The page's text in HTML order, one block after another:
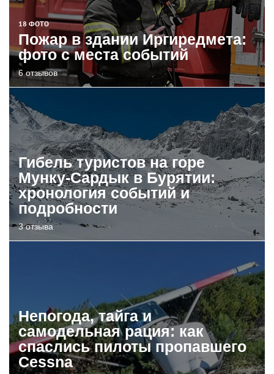
18 ФОТО
Пожар в здании Иргиредмета:
фото с места событий
6 отзывов
Гибель туристов на горе
Мунку-Сардык в Бурятии:
хронология событий и
подробности
3 отзыва
Непогода, тайга и
самодельная рация: как
спаслись пилоты пропавшего
Cessna